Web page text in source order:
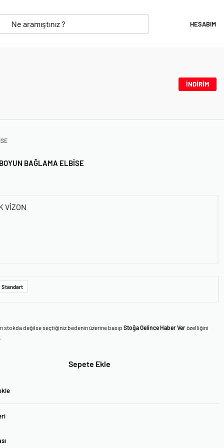
HESABIM
İNDİRİM
BAĞLAMA ELBISE
VİZON
Standart
stokda değilse seçtiğiniz bedenin üzerine basıpStoğa Gelince Haber Verözelliğini
Sepete Ekle